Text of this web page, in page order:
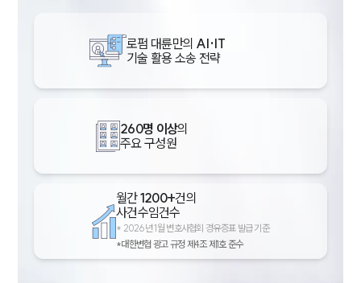
로펌 대륜만의 AI·IT
기술 활용 소송 전략
260명 이상의
주요 구성원
월간1200+건의
사건수임건수
* 2026년 1월 변호사협회 경유증표 발급 기준
*대한변협 광고 규정 제4조 제1호 준수